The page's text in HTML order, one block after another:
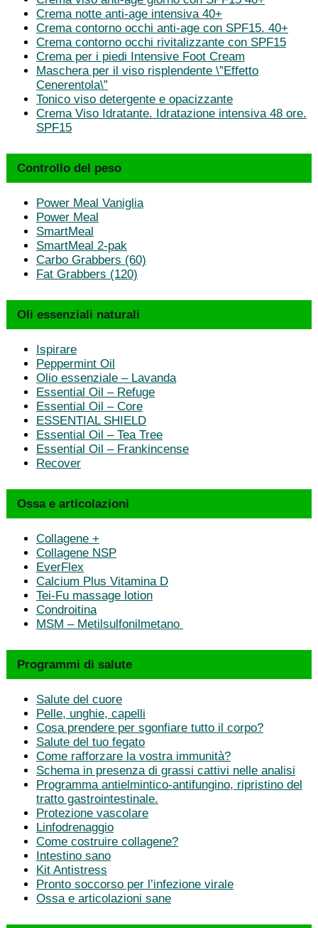
Crema notte anti-age intensiva 40+
Crema contorno occhi anti-age con SPF15. 40+
Crema contorno occhi rivitalizzante con SPF15
Crema per i piedi Intensive Foot Cream
Maschera per il viso risplendente \”Effetto
Cenerentola\”
Tonico viso detergente e opacizzante
Crema Viso Idratante. Idratazione intensiva 48 ore.
SPF15
Controllo del peso
Power Meal Vaniglia
Power Meal
SmartMeal
SmartMeal 2-pak
Carbo Grabbers (60)
Fat Grabbers (120)
Oli essenziali naturali
Ispirare
Peppermint Oil
Olio essenziale – Lavanda
Essential Oil – Refuge
Essential Oil – Core
ESSENTIAL SHIELD
Essential Oil – Tea Tree
Essential Oil – Frankincense
Recover
Ossa e articolazioni
Collagene +
Collagene NSP
EverFlex
Calcium Plus Vitamina D
Tei-Fu massage lotion
Condroitina
MSM – Metilsulfonilmetano
Programmi di salute
Salute del cuore
Pelle, unghie, capelli
Cosa prendere per sgonfiare tutto il corpo?
Salute del tuo fegato
Come rafforzare la vostra immunità?
Schema in presenza di grassi cattivi nelle analisi
Programma antielmintico-antifungino, ripristino del
tratto gastrointestinale.
Protezione vascolare
Linfodrenaggio
Come costruire collagene?
Intestino sano
Kit Antistress
Pronto soccorso per l’infezione virale
Ossa e articolazioni sane